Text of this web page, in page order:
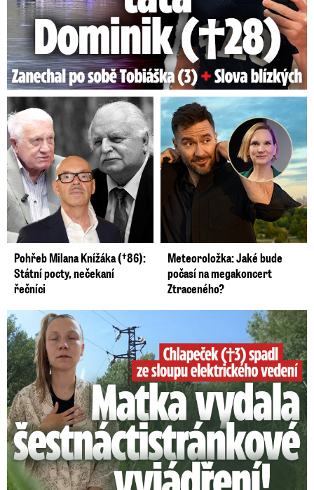
Pohřeb Milana Knížáka (†86):
Státní pocty, nečekaní
řečníci
Meteoroložka: Jaké bude
počasí na megakoncert
Ztraceného?
Smrtelný pád chlapce: Matka vydala vyjádření na 16 stran